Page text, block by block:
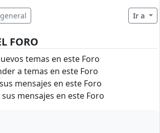
Ir a
FORO
temas en este Foro
a temas en este Foro
mensajes en este Foro
mensajes en este Foro